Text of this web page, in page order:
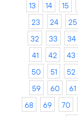
13
14 15
23
24 25
32
33 34
41
42 43
50
51 52
59
60 61
68
69 70